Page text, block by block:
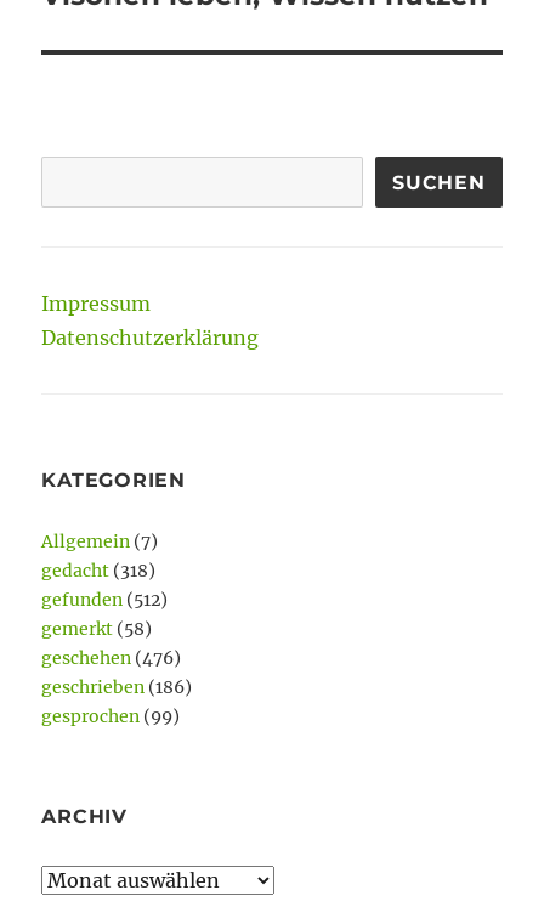
SUCHEN
Impressum
Datenschutzerklärung
KATEGORIEN
Allgemein (7)
gedacht (318)
gefunden (512)
gemerkt (58)
geschehen (476)
geschrieben (186)
gesprochen (99)
ARCHIV
Archiv